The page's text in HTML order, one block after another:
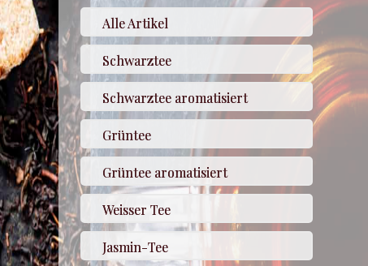
Alle Artikel
Schwarztee
Schwarztee aromatisiert
Grüntee
Grüntee aromatisiert
Weisser Tee
Jasmin-Tee